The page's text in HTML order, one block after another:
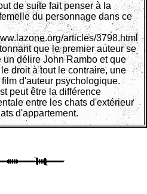
de suite fait penser à la
du personnage dans ce
articles/3798.html
que le premier auteur se
un délire John Rambo et que
le droit à tout le contraire, une
d'auteur psychologique.
peut être la différence
entre les chats d'extérieur
d'appartement.